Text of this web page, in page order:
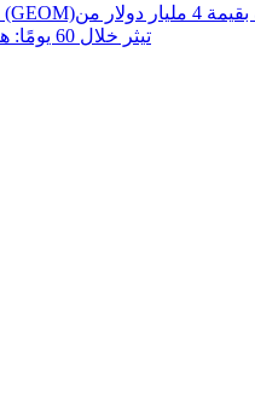
خروج سيولة بقيمة 4 مليار دولار من
تيثر خلال 60 يومًا: هل هناك مشاكل قادمة؟